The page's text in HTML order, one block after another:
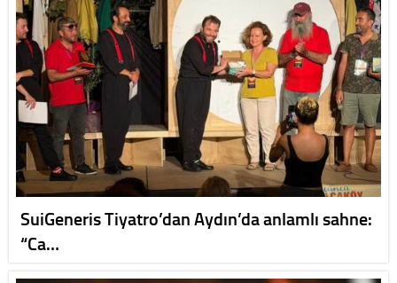
SuiGeneris Tiyatro’dan Aydın’da anlamlı sahne:
“Ca…